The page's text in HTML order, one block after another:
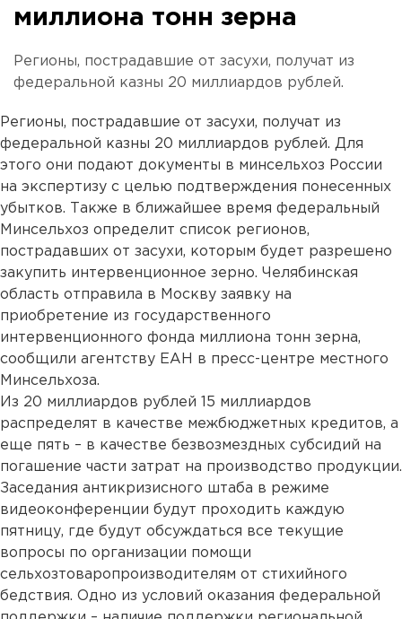
миллиона тонн зерна
Регионы, пострадавшие от засухи, получат из
федеральной казны 20 миллиардов рублей.
Регионы, пострадавшие от засухи, получат из
федеральной казны 20 миллиардов рублей. Для
этого они подают документы в минсельхоз России
на экспертизу с целью подтверждения понесенных
убытков. Также в ближайшее время федеральный
Минсельхоз определит список регионов,
пострадавших от засухи, которым будет разрешено
закупить интервенционное зерно. Челябинская
область отправила в Москву заявку на
приобретение из государственного
интервенционного фонда миллиона тонн зерна,
сообщили агентству ЕАН в пресс-центре местного
Минсельхоза.
Из 20 миллиардов рублей 15 миллиардов
распределят в качестве межбюджетных кредитов, а
еще пять – в качестве безвозмездных субсидий на
погашение части затрат на производство продукции.
Заседания антикризисного штаба в режиме
видеоконференции будут проходить каждую
пятницу, где будут обсуждаться все текущие
вопросы по организации помощи
сельхозтоваропроизводителям от стихийного
бедствия. Одно из условий оказания федеральной